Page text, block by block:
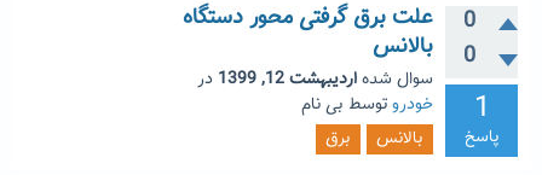
0
0
1
پاسخ
علت برق گرفتی محور دستگاه
بالانس
سوال شدهاردیبهشت 12, 1399
در
خودروتوسط بی نام
بالانس
برق